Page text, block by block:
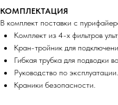
КОМПЛЕКТАЦИЯ
В комплект поставки с
Комплект из 4-х фильтров
Кран-тройник для
Гибкая трубка для подводки
Руководство по эксплуатации.
Краники безопасности.